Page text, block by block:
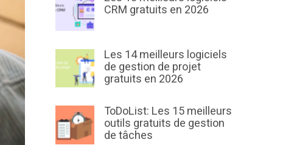
CRM gratuits en 2026
Les 14 meilleurs logiciels
de gestion de projet
gratuits en 2026
ToDoList: Les 15 meilleurs
outils gratuits de gestion
de tâches